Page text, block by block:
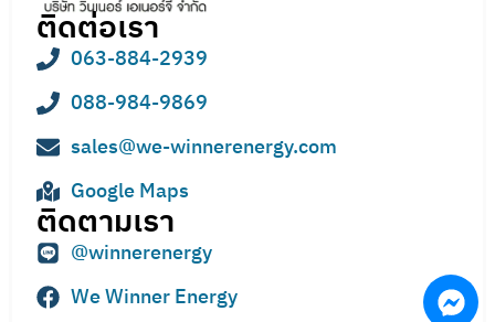
ติดต่อเรา
063-884-2939
088-984-9869
sales@we-winnerenergy.com
Google Maps
ติดตามเรา
@winnerenergy
We Winner Energy